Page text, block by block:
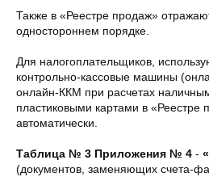
Также в «Реестре продаж»
одностороннем порядке.
Для налогоплательщиков,
контрольно-кассовые машины
онлайн-ККМ при расчетах
пластиковыми картами в «Реестре
автоматически.
Таблица № 3 Приложения № 4 - «
(документов, заменяющих счета-